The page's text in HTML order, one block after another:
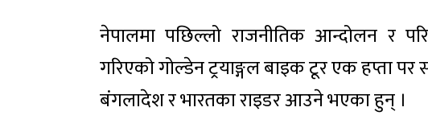
नेपालमा पछिल्लो राजनीतिक आन्दोलन र
गरिएको गोल्डेन ट्रयाङ्गल बाइक टूर एक हप्ता
बंगलादेश र भारतका राइडर आउने भएका हुन् ।